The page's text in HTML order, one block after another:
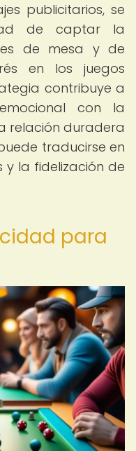
publicitarios, se
de captar la
de mesa y de
en los juegos
contribuye a
con la
relación duradera
traducirse en
la fidelización de
para